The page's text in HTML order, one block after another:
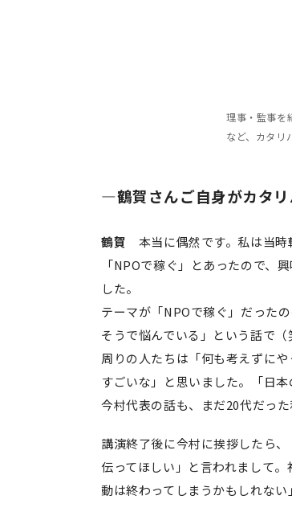
理事・監事を
など、カタリ
―鶴賀さんご自身がカタリ
鶴賀 本当に偶然です。私は当時
「NPOで稼ぐ」とあったので、
した。
テーマが「NPOで稼ぐ」だった
そうで悩んでいる」という話で（
周りの人たちは「何も考えずに
すごいな」と思いました。「日
今村代表の話も、まだ20代だっ
講演終了後に今村に挨拶したら
伝ってほしい」と言われまして
動は終わってしまうかもしれない